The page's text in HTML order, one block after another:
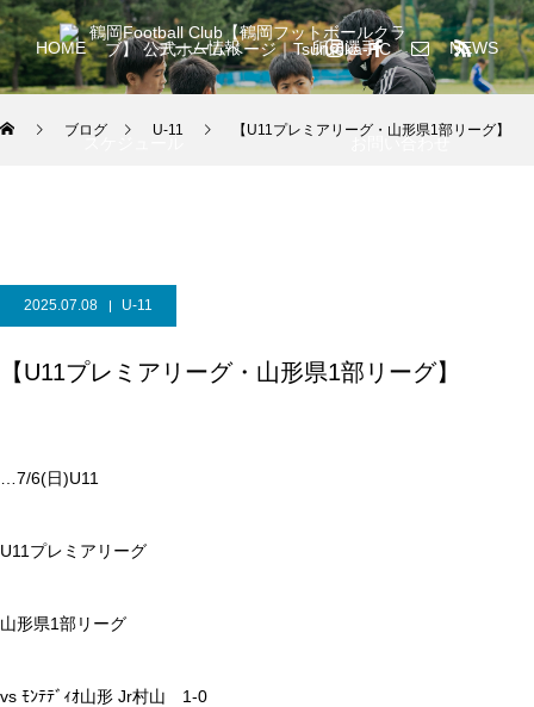
HOME チーム情報 所属選手 NEWS
スケジュール お問い合わせ
ブログ U-11 【U11プレミアリーグ・山形県1部リーグ】
2025.07.08 U-11
【U11プレミアリーグ・山形県1部リーグ】
…7/6(日)U11
U11プレミアリーグ
山形県1部リーグ
vs ﾓﾝﾃﾃﾞｨｵ山形 Jr村山 1-0